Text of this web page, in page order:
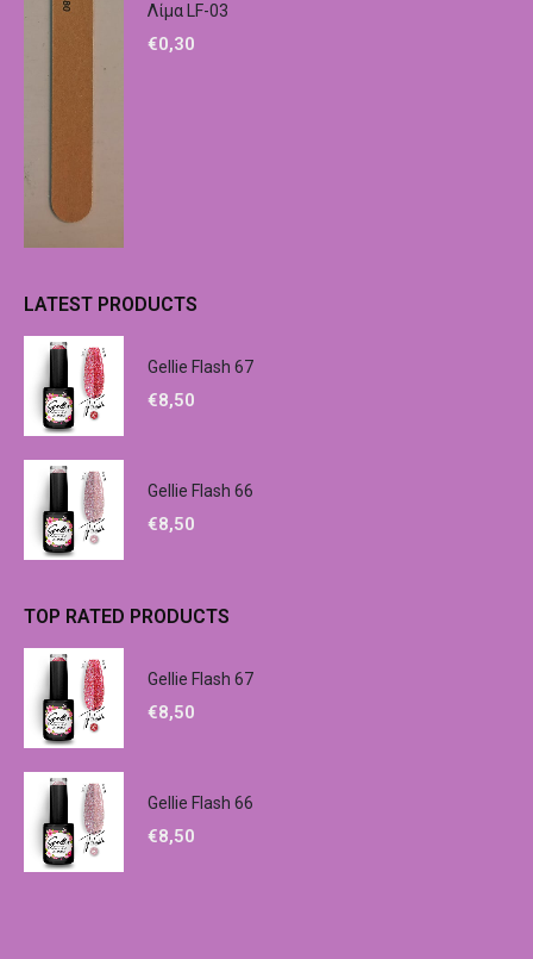
Λίμα LF-03
€0,30
LATEST PRODUCTS
Gellie Flash 67
€8,50
Gellie Flash 66
€8,50
TOP RATED PRODUCTS
Gellie Flash 67
€8,50
Gellie Flash 66
€8,50